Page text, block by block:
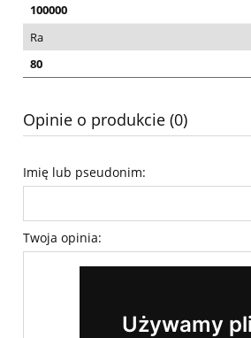
Używamy
100000
Ra
80
Opinie o produkcie (0)
Imię lub pseudonim:
Twoja opinia: